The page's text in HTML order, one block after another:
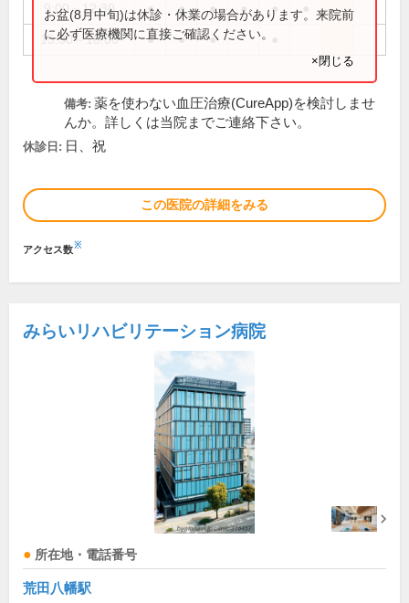
9:00～12:30 ● ● ● ● ●
15:30～18:00 ● ● ●
お盆(8月中旬)は休診・休業の場合があります。来院前
に必ず医療機関に直接ご確認ください。
×閉じる
備考: 薬を使わない血圧治療(CureApp)を検討しませ
んか。詳しくは当院までご連絡下さい。
休診日: 日、祝
この医院の詳細をみる
アクセス数※
みらいリハビリテーション病院
所在地・電話番号
荒田八幡駅